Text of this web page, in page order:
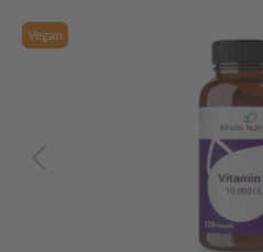
Vegan